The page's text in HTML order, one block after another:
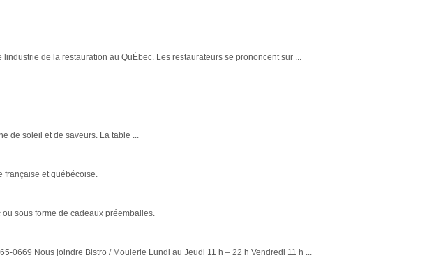
de la restauration au QuÉbec. Les restaurateurs se prononcent sur ...
de soleil et de saveurs. La table ...
française et québécoise.
sous forme de cadeaux préemballes.
0669 Nous joindre Bistro / Moulerie Lundi au Jeudi 11 h – 22 h Vendredi 11 h ...